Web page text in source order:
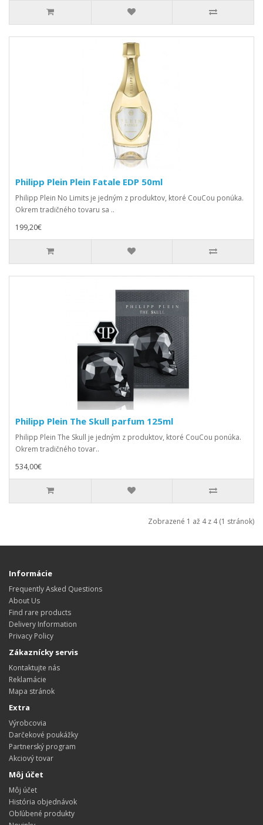
Philipp Plein Plein Fatale EDP 50ml
Philipp Plein No Limits je jedným z produktov, ktoré CouCou ponúka.
Okrem tradičného tovaru sa ..
199,20€
Philipp Plein The Skull parfum 125ml
Philipp Plein The Skull je jedným z produktov, ktoré CouCou ponúka.
Okrem tradičného tovar..
534,00€
Zobrazené 1 až 4 z 4 (1 stránok)
Informácie
Frequently Asked Questions
About Us
Find rare products
Delivery Information
Privacy Policy
Zákaznícky servis
Kontaktujte nás
Reklamácie
Mapa stránok
Extra
Výrobcovia
Darčekové poukážky
Partnerský program
Akciový tovar
Môj účet
Môj účet
História objednávok
Obľúbené produkty